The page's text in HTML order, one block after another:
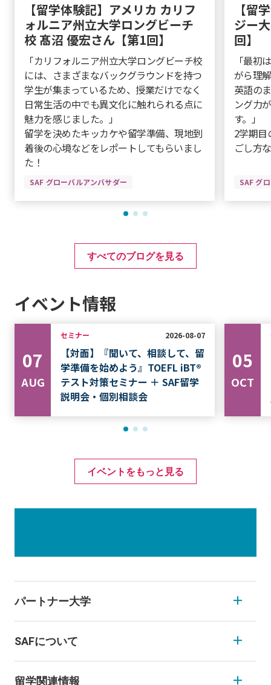
【留学体験記】アメリカ カリフ
ォルニア州立大学ロングビーチ
校 髙沼 優宏さん【第1回】
「カリフォルニア州立大学ロングビーチ校
には、さまざまなバックグラウンドを持つ
学生が集まっているため、授業だけでなく
日常生活の中でも異文化に触れられる点に
魅力を感じました。」
留学を決めたキッカケや留学準備、現地到
着後の心境などをレポートしてもらいまし
た！
SAF グローバルアンバサダー
【留
ジー
回】
「最初
がら理
英語の
ング力
す。」
2学期
ごし方
SAF グ
すべてのブログを見る
イベント情報
07
AUG
セミナー 2026-08-07
【対面】『聞いて、相談して、留
学準備を始めよう』TOEFL iBT®
テスト対策セミナー ＋ SAF留学
説明会・個別相談会
05
OCT
イベントをもっと見る
パートナー大学
SAFについて
留学関連情報